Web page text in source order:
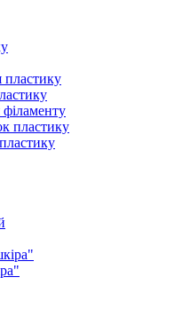
філаменту